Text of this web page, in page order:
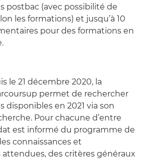
postbac (avec possibilité de
les formations) et jusqu’à 10
pour des formations en
le 21 décembre 2020, la
permet de rechercher
disponibles en 2021 via son
Pour chacune d’entre
est informé du programme de
connaissances et
des critères généraux